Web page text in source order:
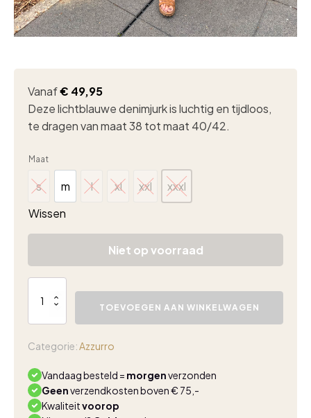
Vanaf€ 49,95
Deze lichtblauwe denimjurk is luchtig en tijdloos,
te dragen van maat 38 tot maat 40/42.
Maat
s
s
m
m
l
l
xl
xl
xxl
xxl
xxxl
xxxl
Wissen
Niet op voorraad
TOEVOEGEN AAN WINKELWAGEN
Categorie:Azzurro
Vandaag besteld = morgenverzonden
Geenverzendkosten boven € 75,-
Kwaliteitvoorop